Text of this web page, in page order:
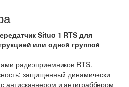
Situo 1 RTS для
или одной группой
радиоприемников RTS.
защищенный динамически
антисканнером и антиграббером